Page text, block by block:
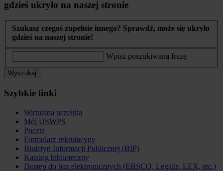
gdzieś ukryło na naszej stronie
Szukasz czegoś zupełnie innego? Sprawdź, może się ukryło
gdzieś na naszej stronie!
Wpisz poszukiwaną frazę
Wyszukaj
Szybkie linki
Wirtualna uczelnia
Mój USWPS
Poczta
Formularz rekrutacyny
Biuletyn Informacji Publicznej (BIP)
Katalog biblioteczny
Dostęp do baz elektronicznych (EBSCO, Legalis, LEX, etc.)